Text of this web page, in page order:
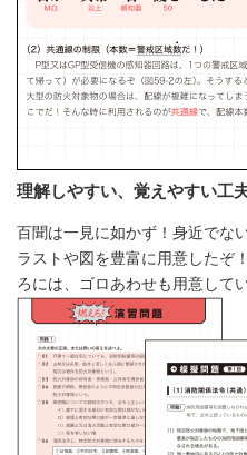
理解しやすい、覚えやすい工
百聞は一見に如かず！身近でな
ラストや図を豊富に用意したぞ
ろには、ゴロあわせも用意してい